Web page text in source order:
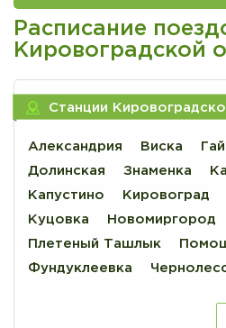
Расписание
Кировоградской
Станции
Александрия Виска
Долинская Знаменка
Капустино Кировоград
Куцовка Новомиргород
Плетеный Ташлык
Фундуклеевка